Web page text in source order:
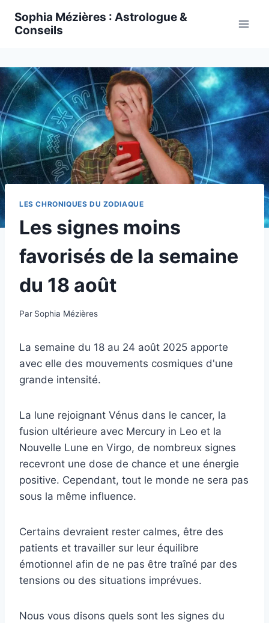
Sophia Mézières : Astrologue &
Conseils
LES CHRONIQUES DU ZODIAQUE
Les signes moins
favorisés de la semaine
du 18 août
Par Sophia Mézières
La semaine du 18 au 24 août 2025 apporte
avec elle des mouvements cosmiques d'une
grande intensité.
La lune rejoignant Vénus dans le cancer, la
fusion ultérieure avec Mercury in Leo et la
Nouvelle Lune en Virgo, de nombreux signes
recevront une dose de chance et une énergie
positive. Cependant, tout le monde ne sera pas
sous la même influence.
Certains devraient rester calmes, être des
patients et travailler sur leur équilibre
émotionnel afin de ne pas être traîné par des
tensions ou des situations imprévues.
Nous vous disons quels sont les signes du